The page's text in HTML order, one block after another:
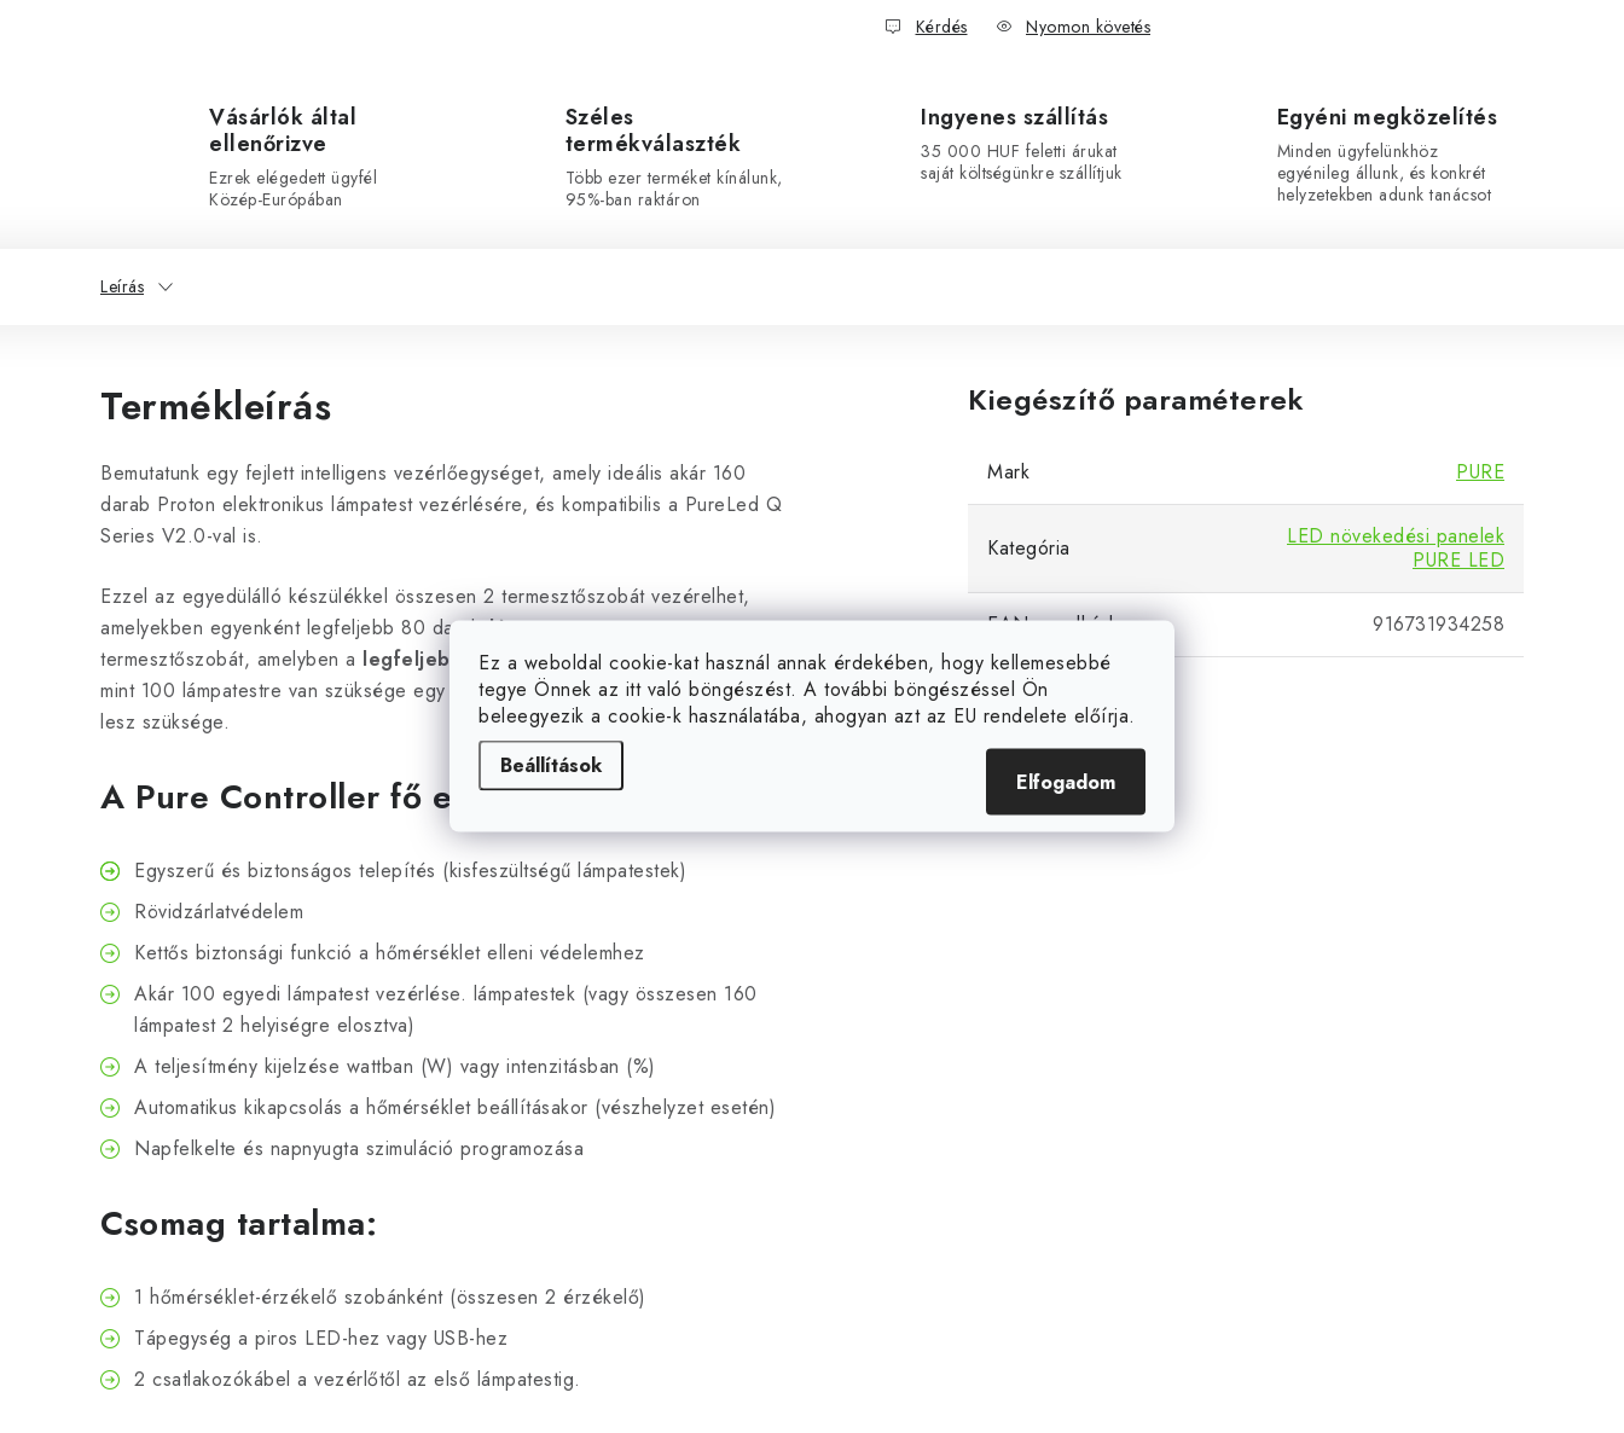
Ez a weboldal cookie-kat használ annak érdekében, hogy kellemesebbé
tegye Önnek az itt való böngészést. A további böngészéssel Ön
beleegyezik a cookie-k használatába, ahogyan azt az EU rendelete előírja.
Beállítások
Elfogadom
Kérdés Nyomon követés
Vásárlók által
ellenőrizve
Ezrek elégedett ügyfél
Közép-Európában
Széles
termékválaszték
Több ezer terméket kínálunk,
95%-ban raktáron
Ingyenes szállítás
35 000 HUF feletti árukat
saját költségünkre szállítjuk
Egyéni megközelítés
Minden ügyfelünkhöz
egyénileg állunk, és konkrét
helyzetekben adunk tanácsot
Leírás
Termékleírás
Bemutatunk egy fejlett intelligens vezérlőegységet, amely ideális akár 160
darab Proton elektronikus lámpatest vezérlésére, és kompatibilis a PureLed Q
Series V2.0-val is.
Ezzel az egyedülálló készülékkel összesen 2 termesztőszobát vezérelhet,
amelyekben egyenként legfeljebb 80 darablámpatest van, vagy egy
termesztőszobát, amelyben a legfeljebb 100 darablámpatest van. Ha több
mint 100 lámpatestre van szüksége egy szobában, akkor egy további egységre
lesz szüksége.
A Pure Controller fő előnyei:
Egyszerű és biztonságos telepítés (kisfeszültségű lámpatestek)
Rövidzárlatvédelem
Kettős biztonsági funkció a hőmérséklet elleni védelemhez
Akár 100 egyedi lámpatest vezérlése. lámpatestek (vagy összesen 160
lámpatest 2 helyiségre elosztva)
A teljesítmény kijelzése wattban (W) vagy intenzitásban (%)
Automatikus kikapcsolás a hőmérséklet beállításakor (vészhelyzet esetén)
Napfelkelte és napnyugta szimuláció programozása
Csomag tartalma:
1 hőmérséklet-érzékelő szobánként (összesen 2 érzékelő)
Tápegység a piros LED-hez vagy USB-hez
2 csatlakozókábel a vezérlőtől az első lámpatestig.
Kiegészítő paraméterek
Mark PURE
Kategória
LED növekedési panelek
PURE LED
EAN vonalkód 916731934258